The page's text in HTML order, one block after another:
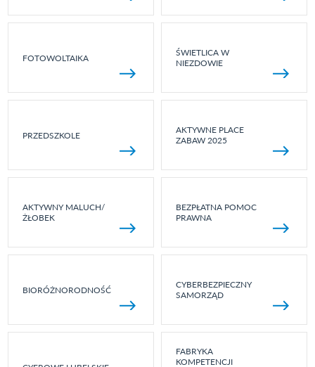
FOTOWOLTAIKA
ŚWIETLICA W
NIEZDOWIE
PRZEDSZKOLE
AKTYWNE PLACE
ZABAW 2025
AKTYWNY MALUCH/
ŻŁOBEK
BEZPŁATNA POMOC
PRAWNA
BIORÓŻNORODNOŚĆ
CYBERBEZPIECZNY
SAMORZĄD
FABRYKA
KOMPETENCJI